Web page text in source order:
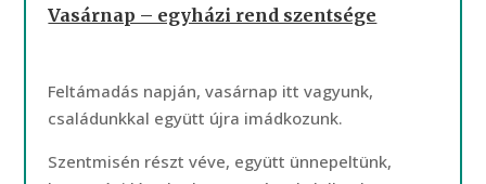
Vasárnap – egyházi rend szentsége
Feltámadás napján, vasárnap itt vagyunk,
családunkkal együtt újra imádkozunk.
Szentmisén részt véve, együtt ünnepeltünk,